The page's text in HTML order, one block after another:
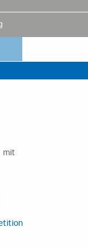
mit